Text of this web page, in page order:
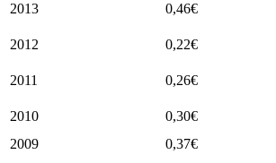
2013
0,46€
2012 0,22€
2011 0,26€
2010 0,30€
2009
0,37€